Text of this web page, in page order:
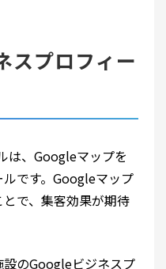
プロフィー
は、Googleマップを
です。Googleマップ
で、集客効果が期待
のGoogleビジネスプ